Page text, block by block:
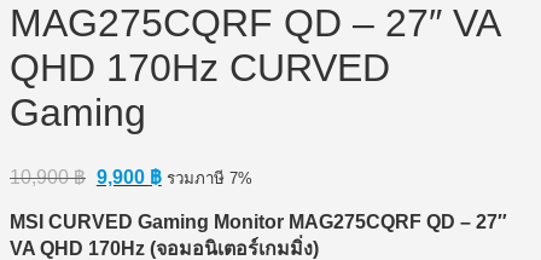
MAG275CQRF QD – 27″ VA
QHD 170Hz CURVED
Gaming
10,900฿ Original
price
was:
10,900 ฿.
9,900 ฿Current
price
is:
9,900 ฿.
รวมภาษี 7%
MSI CURVED Gaming Monitor MAG275CQRF QD – 27″
VA QHD 170Hz (จอมอนิเตอร์เกมมิ่ง)